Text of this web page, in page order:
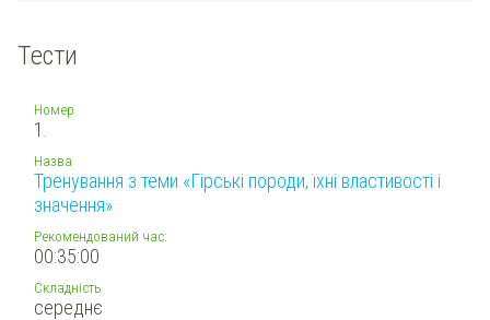
Тести
Номер
1.
Назва
Тренування з теми «Гірські породи, їхні властивості і
значення»
Рекомендований час:
00:35:00
Складність
середнє